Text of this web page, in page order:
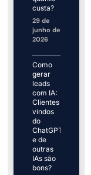
custa?
29 de
junho de
2026
Como
gerar
leads
com IA:
Clientes
vindos
do
ChatGPT
e de
outras
IAs são
bons?